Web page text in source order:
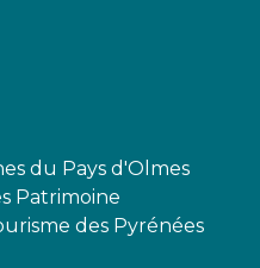
du Pays d'Olmes
Patrimoine
des Pyrénées